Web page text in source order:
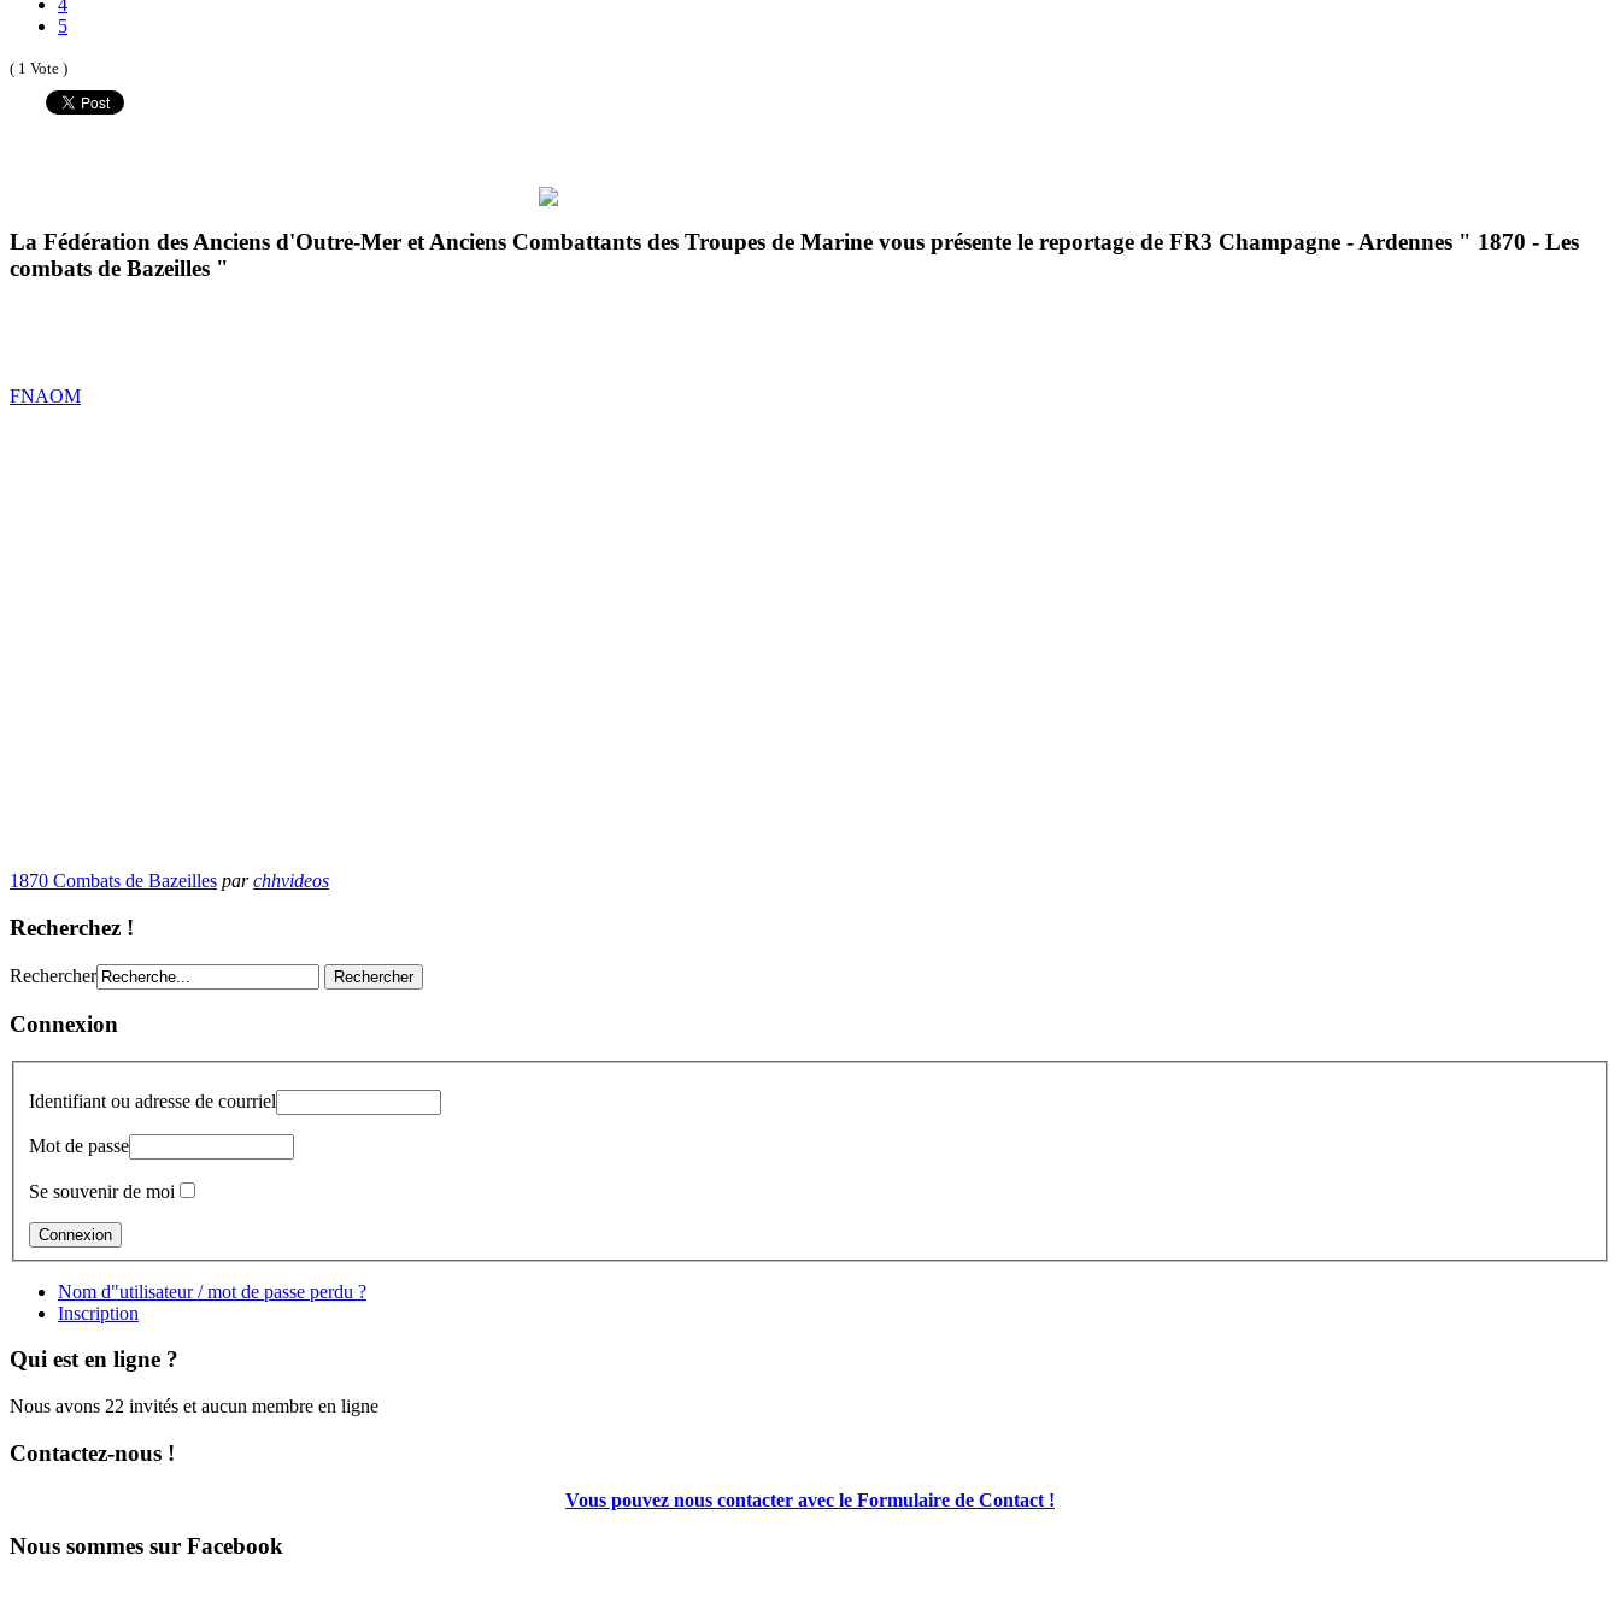
5
( 1 Vote )
La Fédération des Anciens d'Outre-Mer et Anciens Combattants des Troupes de Marine vous présente le reportage de FR3 Champagne - Ardennes " 1870 - Les
combats de Bazeilles "
FNAOM
1870 Combats de Bazeilles parchhvideos
Recherchez !
Rechercher
Connexion
Identifiant ou adresse de courriel
Mot de passe
Se souvenir de moi
Nom d"utilisateur / mot de passe perdu ?
Inscription
Qui est en ligne ?
Nous avons 22 invités et aucun membre en ligne
Contactez-nous !
Vous pouvez nous contacter avec le Formulaire de Contact !
Nous sommes sur Facebook